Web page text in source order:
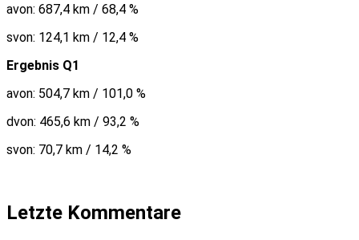
avon: 687,4 km / 68,4 %
svon: 124,1 km / 12,4 %
Ergebnis Q1
avon: 504,7 km / 101,0 %
dvon: 465,6 km / 93,2 %
svon: 70,7 km / 14,2 %
Letzte Kommentare